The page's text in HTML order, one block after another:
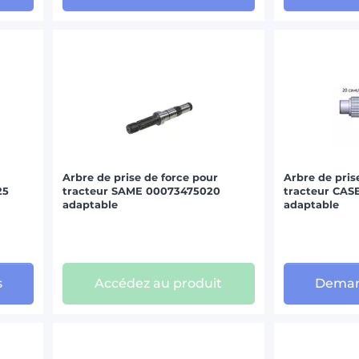
Arbre de prise de force pour
tracteur SAME 00073475020
adaptable
Accédez au produit
Arbre de
tracteur
adaptable